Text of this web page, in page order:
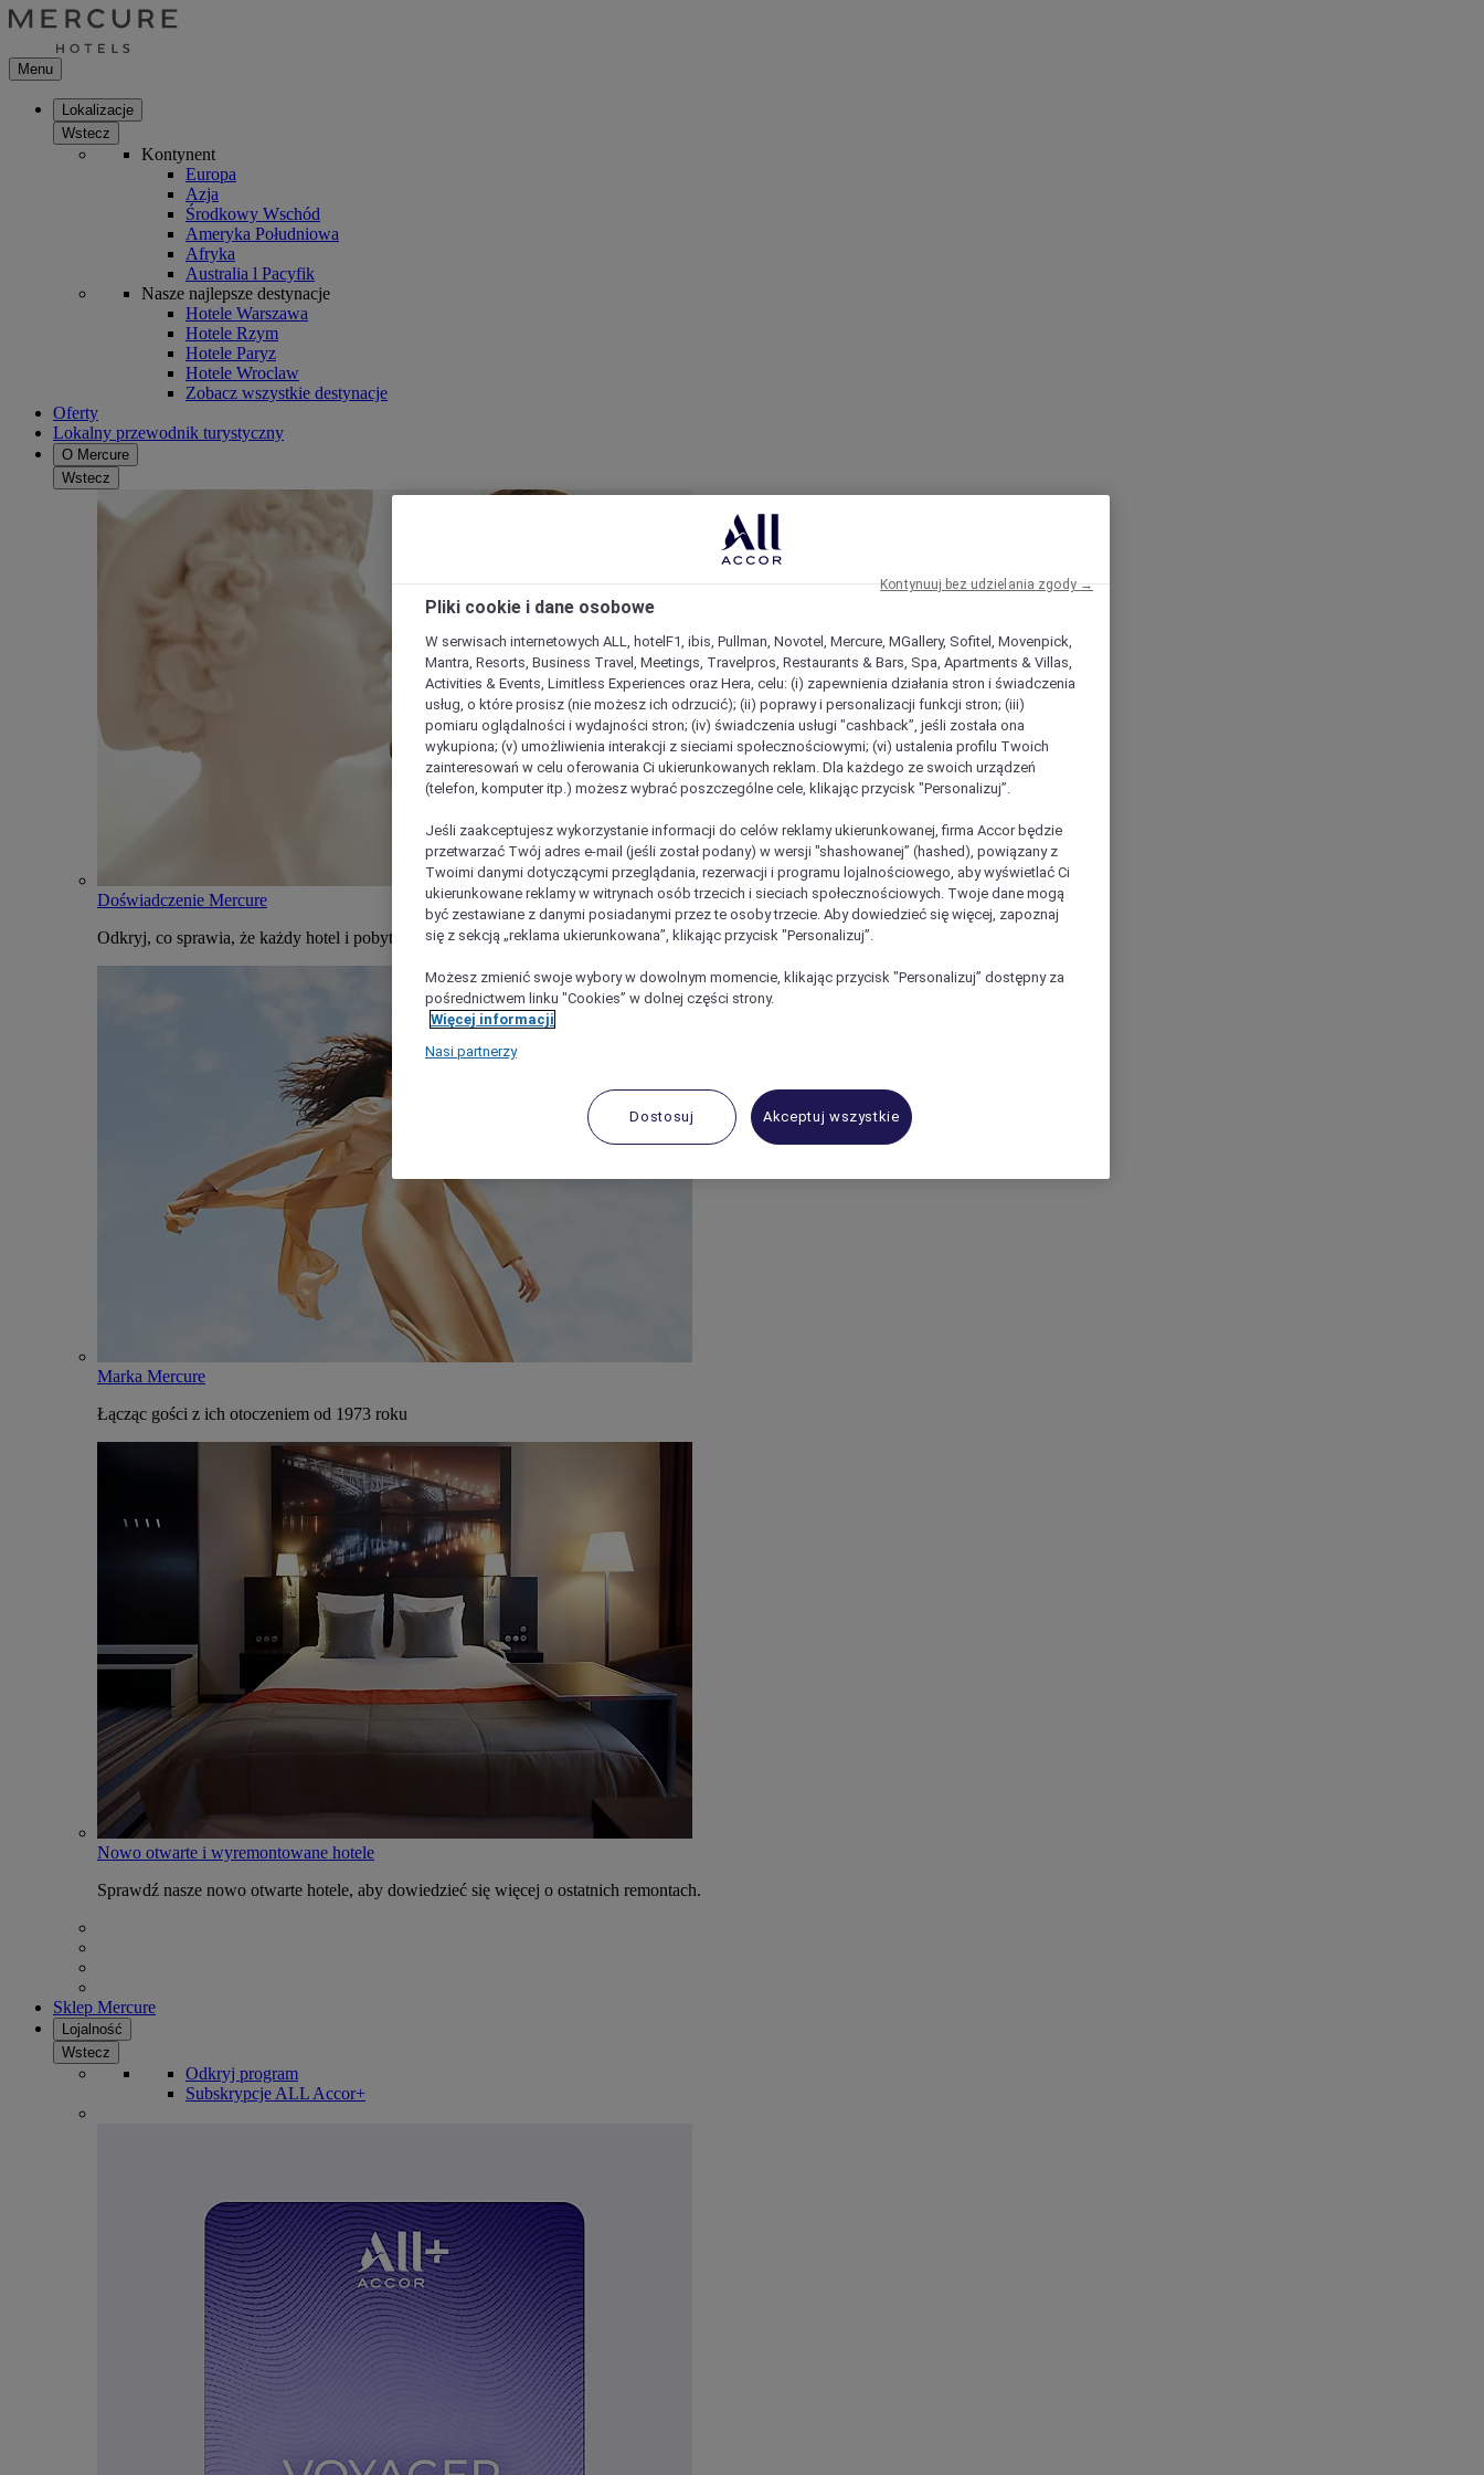
Menu
Lokalizacje
Wstecz
Kontynent
Europa
Azja
Środkowy Wschód
Ameryka Południowa
Afryka
Australia l Pacyfik
Nasze najlepsze destynacje
Hotele Warszawa
Hotele Rzym
Hotele Paryz
Hotele Wroclaw
Zobacz wszystkie destynacje
Oferty
Lokalny przewodnik turystyczny
O Mercure
Wstecz
Doświadczenie Mercure
Odkryj, co sprawia, że każdy hotel i pobyt w Mercure jest wyjątkowy
Marka Mercure
Łącząc gości z ich otoczeniem od 1973 roku
Nowo otwarte i wyremontowane hotele
Sprawdź nasze nowo otwarte hotele, aby dowiedzieć się więcej o ostatnich remontach.
Sklep Mercure
Lojalność
Wstecz
Odkryj program
Subskrypcje ALL Accor+
Pliki cookie i dane osobowe
W serwisach internetowych ALL, hotelF1, ibis, Pullman, Novotel, Mercure, MGallery, Sofitel, Movenpick,
Mantra, Resorts, Business Travel, Meetings, Travelpros, Restaurants & Bars, Spa, Apartments & Villas,
Activities & Events, Limitless Experiences oraz Hera, celu: (i) zapewnienia działania stron i świadczenia
usług, o które prosisz (nie możesz ich odrzucić); (ii) poprawy i personalizacji funkcji stron; (iii)
pomiaru oglądalności i wydajności stron; (iv) świadczenia usługi "cashback”, jeśli została ona
wykupiona; (v) umożliwienia interakcji z sieciami społecznościowymi; (vi) ustalenia profilu Twoich
zainteresowań w celu oferowania Ci ukierunkowanych reklam. Dla każdego ze swoich urządzeń
(telefon, komputer itp.) możesz wybrać poszczególne cele, klikając przycisk "Personalizuj”.
Jeśli zaakceptujesz wykorzystanie informacji do celów reklamy ukierunkowanej, firma Accor będzie
przetwarzać Twój adres e-mail (jeśli został podany) w wersji "shashowanej” (hashed), powiązany z
Twoimi danymi dotyczącymi przeglądania, rezerwacji i programu lojalnościowego, aby wyświetlać Ci
ukierunkowane reklamy w witrynach osób trzecich i sieciach społecznościowych. Twoje dane mogą
być zestawiane z danymi posiadanymi przez te osoby trzecie. Aby dowiedzieć się więcej, zapoznaj
się z sekcją „reklama ukierunkowana”, klikając przycisk "Personalizuj”.
Możesz zmienić swoje wybory w dowolnym momencie, klikając przycisk "Personalizuj” dostępny za
pośrednictwem linku "Cookies” w dolnej części strony.
Więcej informacji
Nasi partnerzy
Dostosuj Akceptuj wszystkie
Kontynuuj bez udzielania zgody →